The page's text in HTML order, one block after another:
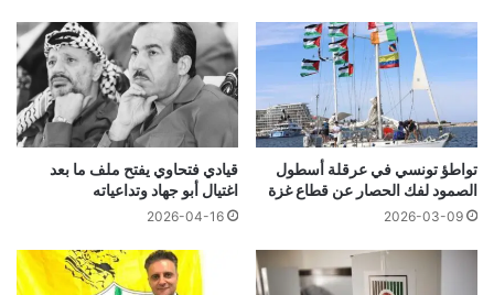
تواطؤ تونسي في عرقلة أسطول
الصمود لفك الحصار عن قطاع غزة
2026-03-09
قيادي فتحاوي يفتح ملف ما بعد
اغتيال أبو جهاد وتداعياته
2026-04-16